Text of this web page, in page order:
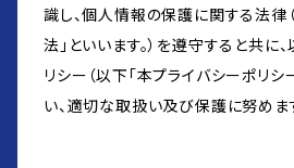
識し、個人情報の保護に関する法律
法」といいます。）を遵守すると共に
リシー（以下「本プライバシーポリシ
い、適切な取扱い及び保護に努めま